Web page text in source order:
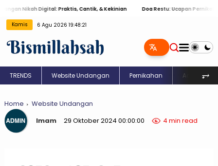
Nikah Digital: Praktis, Cantik, & Kekinian Doa Restu: Ucapan Pernikahan
Kamis 6 Agu 2026 19:48:22
TRENDS Website Undangan Pernikahan Aqiqah⥅
Home
Website Undangan
Imam
29 Oktober 2024 00:00:00 4 min read